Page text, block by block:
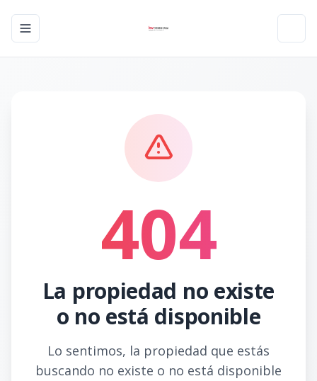
Toggle navigation menu
404
La propiedad no existe
o no está disponible
Lo sentimos, la propiedad que estás
buscando no existe o no está disponible